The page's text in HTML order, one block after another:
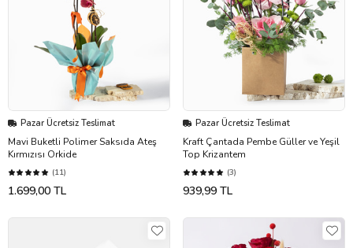
Pazar Ücretsiz Teslimat
Mavi Buketli Polimer Saksıda Ateş
Kırmızısı Orkide
(11)
1.699,00 TL
Pazar Ücretsiz Teslimat
Kraft Çantada Pembe Güller ve Yeşil
Top Krizantem
(3)
939,99 TL